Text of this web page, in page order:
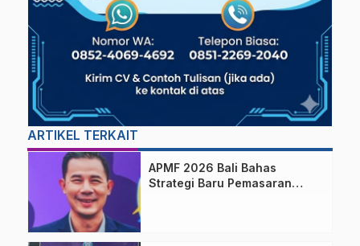
ARTIKEL TERKAIT
APMF 2026 Bali Bahas
Strategi Baru Pemasaran